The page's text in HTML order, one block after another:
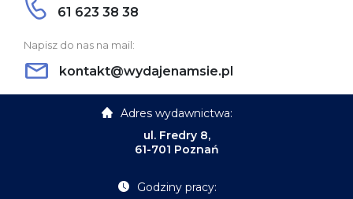
61 623 38 38
Napisz do nas na mail:
kontakt@wydajenamsie.pl
Adres wydawnictwa:
ul. Fredry 8,
61-701 Poznań
Godziny pracy: